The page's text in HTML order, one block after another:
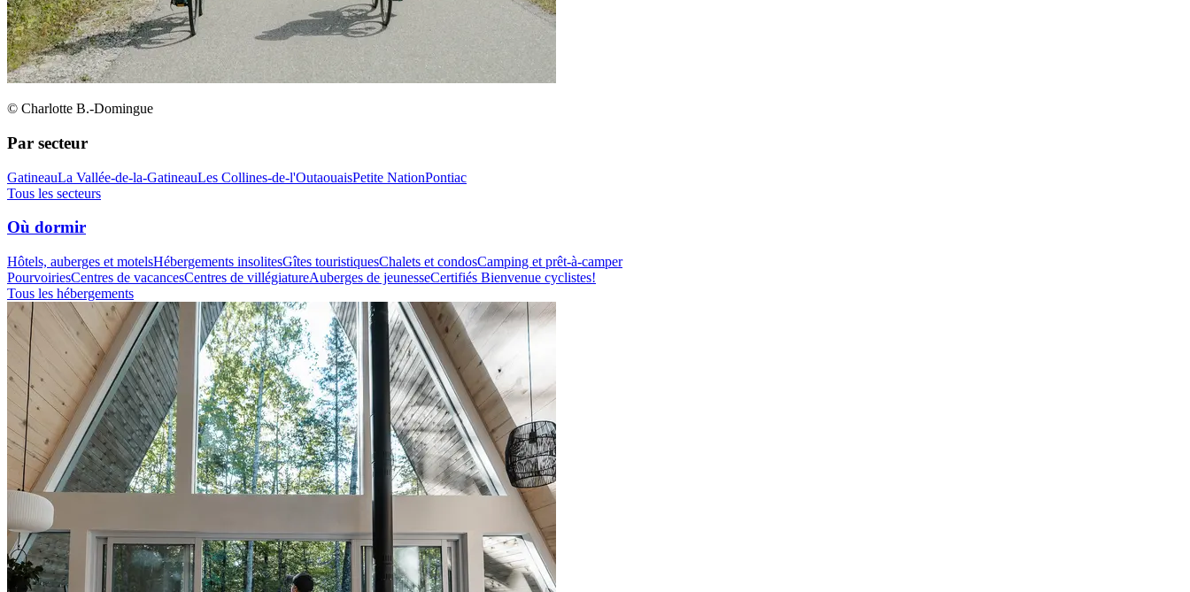
© Charlotte B.-Domingue
Par secteur
GatineauLa Vallée-de-la-GatineauLes Collines-de-l'OutaouaisPetite NationPontiac
Tous les secteurs
Où dormir
Hôtels, auberges et motelsHébergements insolitesGîtes touristiquesChalets et condosCamping et prêt-à-camper
PourvoiriesCentres de vacancesCentres de villégiatureAuberges de jeunesseCertifiés Bienvenue cyclistes!
Tous les hébergements